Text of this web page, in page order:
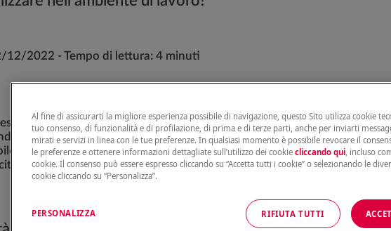
12/2022 -Tempo di lettura: 4 minuti
di sostenibilità, ma che cos'è e come si può utilizzare
la Commissione mondiale per l'ambiente e lo
è uno sviluppo che soddisfa i bisogni del presente
delle generazioni future di soddisfare i propri
Al fine di assicurarti la migliore esperienza possibile di navigazione, questo Sito utilizza cookie
tuo consenso, di funzionalità e di profilazione, di prima e di terze parti, anche per inviarti
mirati e servizi in linea con le tue preferenze. In qualsiasi momento è possibile revocare il
le preferenze e ottenere informazioni dettagliate sull’utilizzo dei cookie cliccando qui , incluso
cookie. Il consenso può essere espresso cliccando su “Accetta tutti i cookie” o selezionando le
cookie cliccando su “Personalizza”.
PERSONALIZZA RIFIUTA TUTTI